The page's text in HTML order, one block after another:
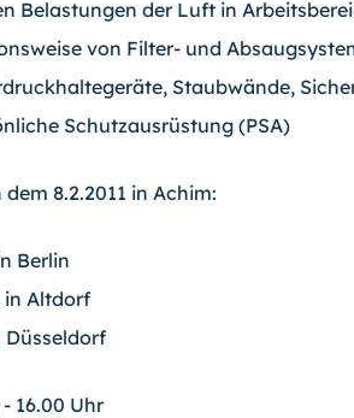
Belastungen der Luft in
von Filter- und
Staubwände,
Schutzausrüstung (PSA)
8.2.2011 in Achim:
Berlin
in Altdorf
Düsseldorf
16.00 Uhr